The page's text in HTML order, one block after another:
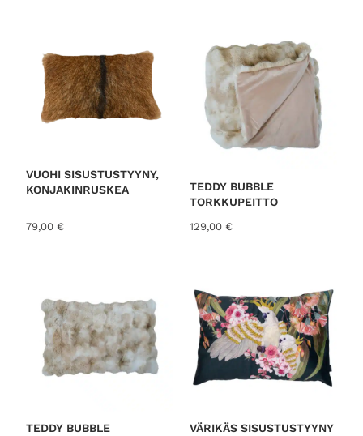
VUOHI SISUSTUSTYYNY,
KONJAKINRUSKEA
79,00 €
TEDDY BUBBLE
TORKKUPEITTO
129,00 €
TEDDY BUBBLE
VÄRIKÄS SISUSTUSTYYNY